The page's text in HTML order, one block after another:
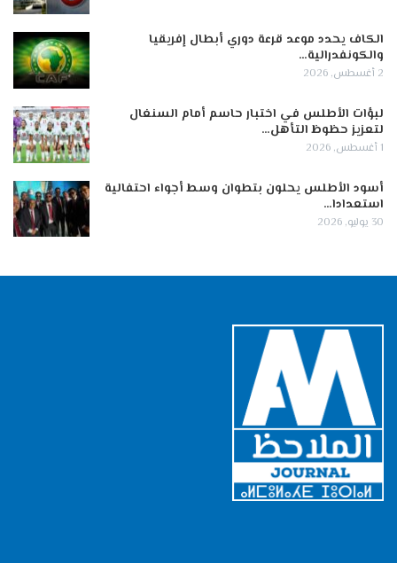
الكاف يحدد موعد قرعة دوري أبطال إفريقيا
والكونفدرالية…
2 أغسطس, 2026
لبؤات الأطلس في اختبار حاسم أمام السنغال
لتعزيز حظوظ التأهل…
1 أغسطس, 2026
أسود الأطلس يحلون بتطوان وسط أجواء احتفالية
استعدادا…
30 يوليو, 2026